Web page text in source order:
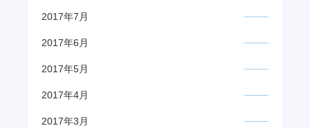
2017年7月
2017年6月
2017年5月
2017年4月
2017年3月